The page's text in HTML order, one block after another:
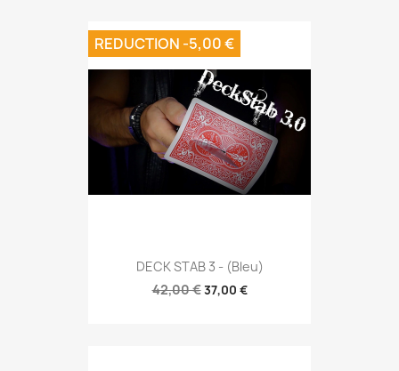
DECK STAB 3 - (Bleu)
42,00 €37,00 €
REDUCTION -5,00 €